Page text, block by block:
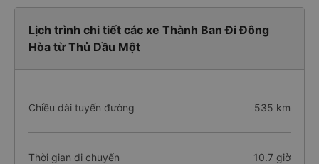
Lịch trình chi tiết các xe Thành Ban Đi Đông
Hòa từ Thủ Dầu Một
Chiều dài tuyến đường 535 km
Thời gian di chuyển 10.7 giờ